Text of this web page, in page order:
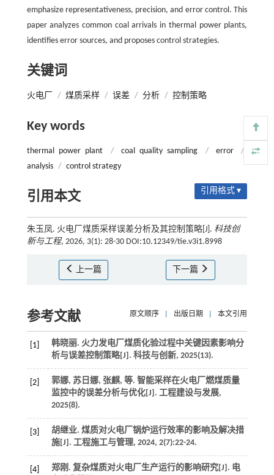
emphasize representativeness, precision, and error control. This
paper analyzes common coal arrivals in thermal power plants,
identifies error sources, and proposes control strategies.
关键词
火电厂 / 煤质采样 / 误差 / 分析 / 控制策略
Key words
thermal power plant / coal quality sampling / error
/
analysis / control strategy
引用本文 引用格式 ▾
朱玉凤. 火电厂煤质采样误差分析及其控制策略[J]. 科技创
新与工程, 2026, 3(1): 28-30 DOI:10.12349/tie.v3i1.8998
上一篇 下一篇
参考文献 原文顺序 出版日期 本文引用
[1]
韩晓丽. 火力发电厂煤质化验过程中关键因素影响分
析与误差控制策略[J]. 科技与创新, 2025(13).
[2] 郭娜, 苏日娜, 张麒, 等. 智能采样在火电厂燃煤质量
监控中的误差分析与优化[J]. 工程建设与发展,
2025(8).
[3]
胡继业. 煤质对火电厂锅炉运行效率的影响及解决措
施[J]. 工程施工与管理, 2024, 2(7):22-24.
[4] 郑刚. 复杂煤质对火电厂生产运行的影响研究[J]. 电